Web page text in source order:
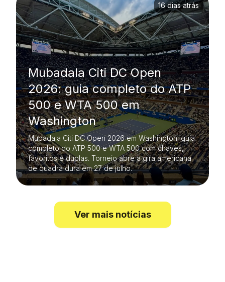
Mubadala Citi DC Open
2026: guia completo do ATP
500 e WTA 500 em
Washington
Mubadala Citi DC Open 2026 em Washington: guia
completo do ATP 500 e WTA 500 com chaves,
favoritos e duplas. Torneio abre a gira americana
de quadra dura em 27 de julho.
16 dias atrás
Ver mais notícias